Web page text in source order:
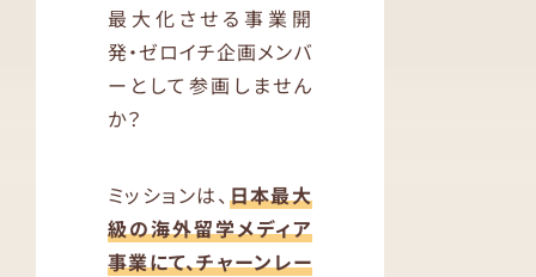
最大化させる事業開
発・ゼロイチ企画メンバ
ーとして参画しません
か？
ミッションは、日本最大
級の海外留学メディア
事業にて、チャーンレー